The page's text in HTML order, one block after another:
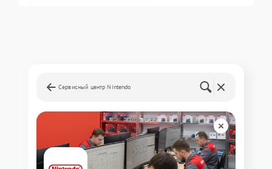
Сервисный центр Nintendo